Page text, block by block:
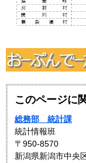
このページに
総務部 統計課
統計情報班
〒950-8570
新潟県新潟市中央